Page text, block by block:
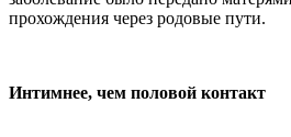
прохождения через родовые пути.
Интимнее, чем половой контакт